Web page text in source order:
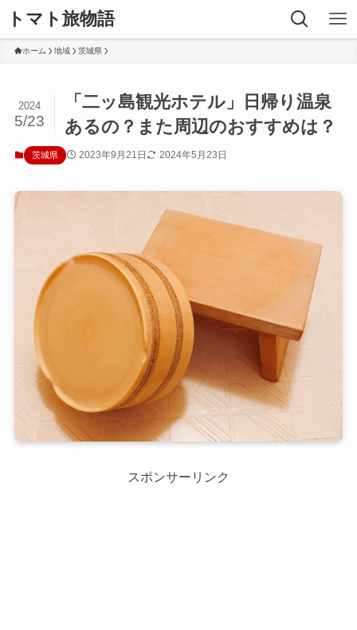
トマト旅物語
ホーム 地域 茨城県
「二ッ島観光ホテル」日帰り温泉
あるの？また周辺のおすすめは？
2024
5/23
茨城県 2023年9月21日 2024年5月23日
スポンサーリンク